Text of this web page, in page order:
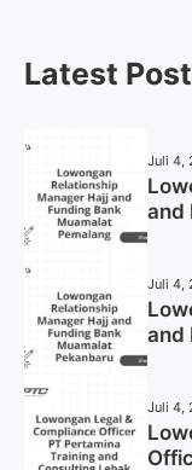
Latest Post
Juli 4,
and
Juli 4,
and
Juli 4,